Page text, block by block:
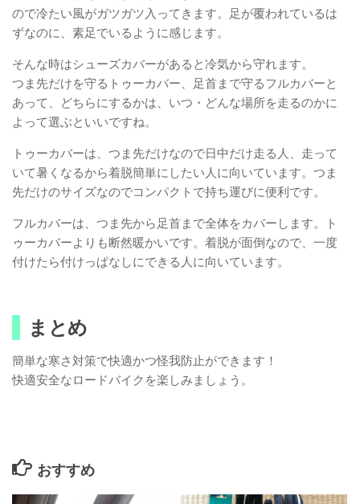
ので冷たい風がガツガツ入ってきます。足が覆われているは
ずなのに、素足でいるように感じます。
そんな時はシューズカバーがあると冷気から守れます。
つま先だけを守るトゥーカバー、足首まで守るフルカバーと
あって、どちらにするかは、いつ・どんな場所を走るのかに
よって選ぶといいですね。
トゥーカバーは、つま先だけなので日中だけ走る人、走って
いて暑くなるから着脱簡単にしたい人に向いています。つま
先だけのサイズなのでコンパクトで持ち運びに便利です。
フルカバーは、つま先から足首まで全体をカバーします。ト
ゥーカバーよりも断然暖かいです。着脱が面倒なので、一度
付けたら付けっぱなしにできる人に向いています。
まとめ
簡単な寒さ対策で快適かつ怪我防止ができます！
快適安全なロードバイクを楽しみましょう。
おすすめ